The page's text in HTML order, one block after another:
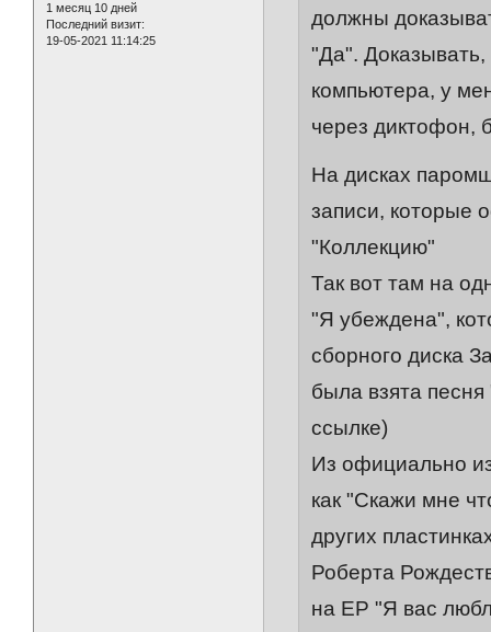
1 месяц 10 дней
Последний визит:
19-05-2021 11:14:25
должны
"Да". Доказывать,
компьютера, у
через диктофон,
На дисках
записи, которые
"Коллекцию"
Так вот там на
"Я убеждена",
сборного диска
была взята
ссылке)
Из официально
как "Скажи мне
других
Роберта
на EP "Я вас